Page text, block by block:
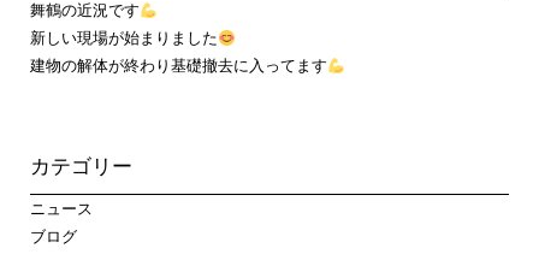
舞鶴の近況です
新しい現場が始まりました
建物の解体が終わり基礎撤去に入ってます
カテゴリー
ニュース
ブログ